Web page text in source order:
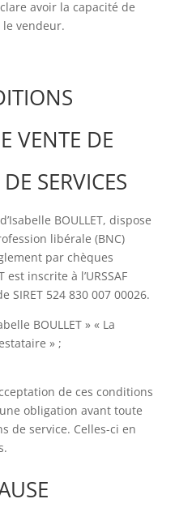
avoir la capacité de
vendeur.
VENTE DE
SERVICES
BOULLET, dispose
libérale (BNC)
par chèques
inscrite à l’URSSAF
SIRET 524 830 007 00026.
BOULLET » « La
» ;
de ces conditions
obligation avant toute
de service. Celles-ci en